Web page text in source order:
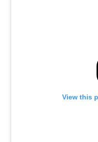
View this